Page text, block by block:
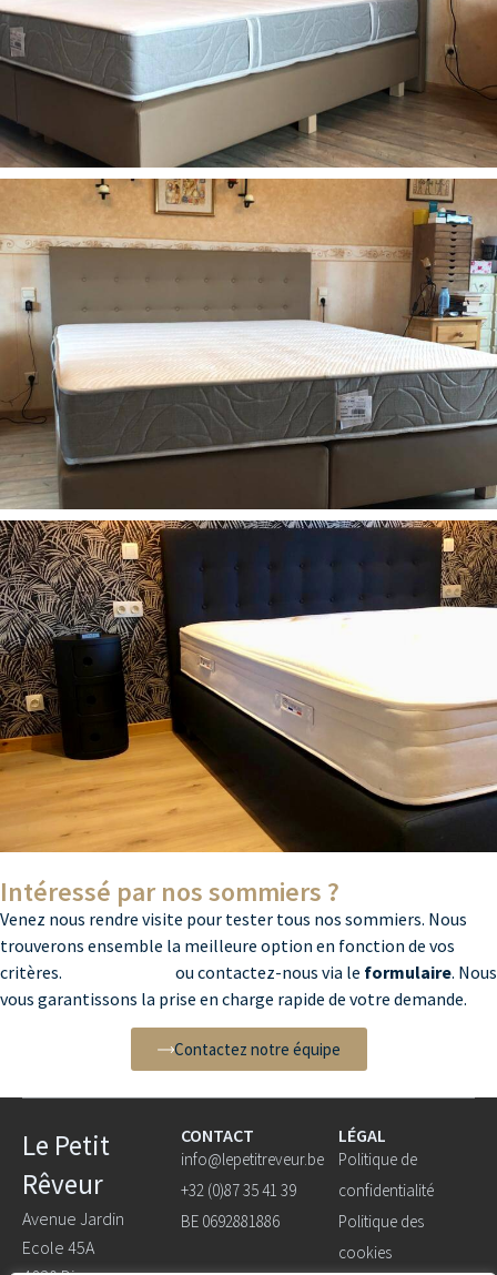
Intéressé par nos sommiers ?
Venez nous rendre visite pour tester tous nos sommiers. Nous
trouverons ensemble la meilleure option en fonction de vos
critères.
ou contactez-nous via le formulaire. Nous
vous garantissons la prise en charge rapide de votre demande.
Contactez notre équipe
Le Petit
Rêveur
Avenue Jardin
Ecole 45A
CONTACT
info@lepetitreveur.be
+32 (0)87 35 41 39
BE 0692881886
LÉGAL
Politique de
confidentialité
Politique des
cookies